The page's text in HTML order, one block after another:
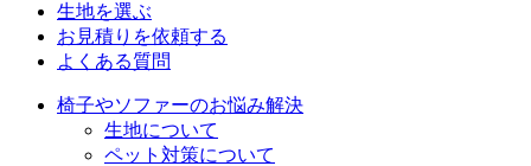
生地を選ぶ
お見積りを依頼する
よくある質問
椅子やソファーのお悩み解決
生地について
ペット対策について